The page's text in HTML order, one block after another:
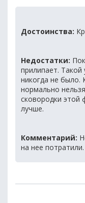
Достоинства:
Недостатки:
прилипает.
никогда не было.
нормально
сковородки этой
лучше.
Комментарий:
на нее